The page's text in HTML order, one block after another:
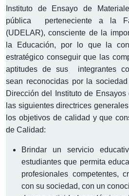
Instituto de Ensayo de
pública perteneciente a la
(UDELAR), consciente de la
la Educación, por lo que la
estratégico conseguir que las
aptitudes de sus integrantes
sean reconocidas por la
Dirección del Instituto de
las siguientes directrices
los objetivos de calidad y que
de Calidad:
Brindar un servicio
estudiantes que permita
profesionales competentes,
con su sociedad, con un